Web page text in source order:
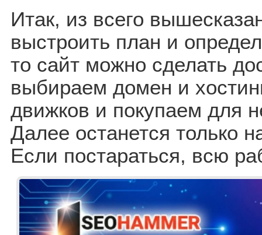
Итак, из всего
выстроить план и
то сайт можно сделать
выбираем домен и
движков и покупаем для
Далее останется только
Если постараться, всю